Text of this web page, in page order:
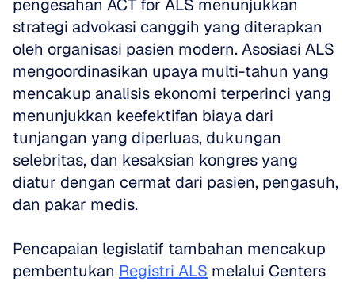
pengesahan ACT for ALS menunjukkan
strategi advokasi canggih yang diterapkan
oleh organisasi pasien modern. Asosiasi ALS
mengoordinasikan upaya multi-tahun yang
mencakup analisis ekonomi terperinci yang
menunjukkan keefektifan biaya dari
tunjangan yang diperluas, dukungan
selebritas, dan kesaksian kongres yang
diatur dengan cermat dari pasien, pengasuh,
dan pakar medis.
Pencapaian legislatif tambahan mencakup
pembentukan Registri ALS melalui Centers